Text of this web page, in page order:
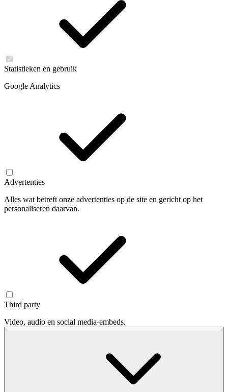
Statistieken en gebruik
Google Analytics
Advertenties
Alles wat betreft onze advertenties op de site en gericht op het
personaliseren daarvan.
Third party
Video, audio en social media-embeds.